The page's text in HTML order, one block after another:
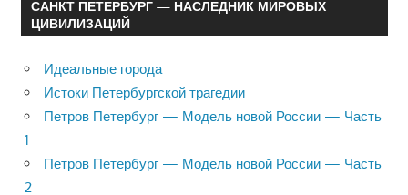
САНКТ ПЕТЕРБУРГ — НАСЛЕДНИК МИРОВЫХ
ЦИВИЛИЗАЦИЙ
Идеальные города
Истоки Петербургской трагедии
Петров Петербург — Модель новой России — Часть
1
Петров Петербург — Модель новой России — Часть
2